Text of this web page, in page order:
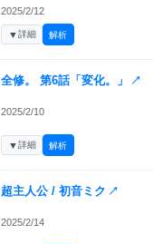
2025/2/12
▼詳細 解析
全修。 第6話「変化。」 ↗
2025/2/10
▼詳細 解析
超主人公 / 初音ミク ↗
2025/2/14